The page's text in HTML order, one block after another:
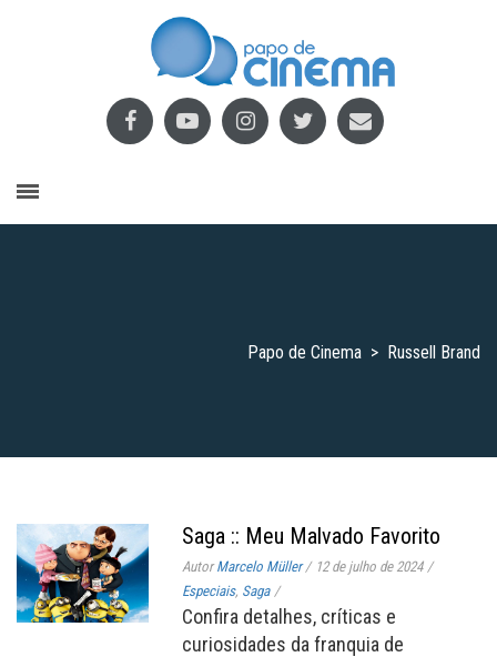
Papo de Cinema > Russell Brand
Saga :: Meu Malvado Favorito
AutorMarcelo Müller / 12 de julho de 2024 /
Especiais, Saga /
Confira detalhes, críticas e
curiosidades da franquia de